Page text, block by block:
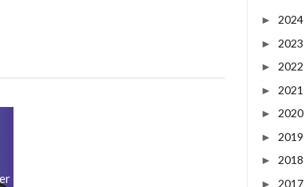
► 2024
► 2023
► 2022
► 2021
► 2020
► 2019
► 2018
► 2017